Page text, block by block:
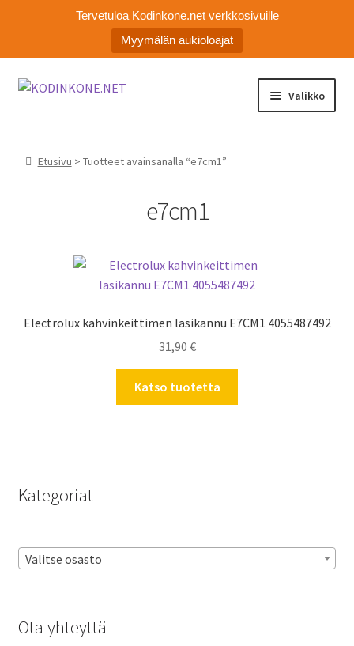
Tervetuloa Kodinkone.net verkkosivuille
Myymälän aukioloajat
Siirry
Siirry
Valikko
Asiakaspalvelu
Etusivu > Tuotteet avainsanalla “e7cm1”
e7cm1
Electrolux kahvinkeittimen lasikannu E7CM1 4055487492
31,90 €
Katso tuotetta
Kategoriat
Valitse osasto
Ota yhteyttä